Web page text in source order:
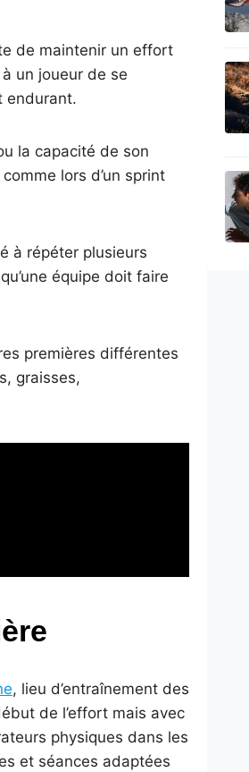
de maintenir un effort
un joueur de se
endurant.
la capacité de son
lors d’un sprint
à répéter plusieurs
équipe doit faire
premières différentes
graisses,
, lieu d’entraînement des
de l’effort mais avec
physiques dans les
et séances adaptées